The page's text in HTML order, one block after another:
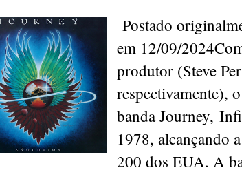
Postado
em 12/09/
produtor (Steve
respectivamente),
banda Journey,
1978, alcançando
200 dos EUA. A